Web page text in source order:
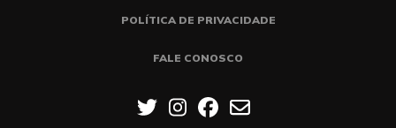
POLÍTICA DE PRIVACIDADE
FALE CONOSCO